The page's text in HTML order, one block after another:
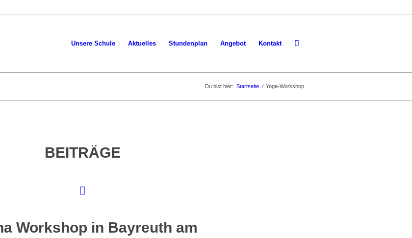
Unsere Schule Aktuelles Stundenplan Angebot Kontakt
Du bist hier: Startseite / Yoga-Workshop
BEITRÄGE
Workshop in Bayreuth am